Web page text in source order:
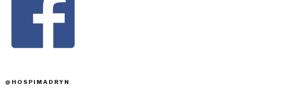
@HOSPIMADRYN